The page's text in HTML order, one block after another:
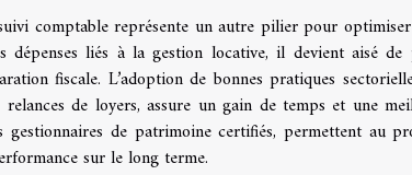
comptable représente un autre pilier pour
dépenses liés à la gestion locative, il devient aisé
fiscale. L’adoption de bonnes pratiques
relances de loyers, assure un gain de temps et une
gestionnaires de patrimoine certifiés, permettent au
sur le long terme.